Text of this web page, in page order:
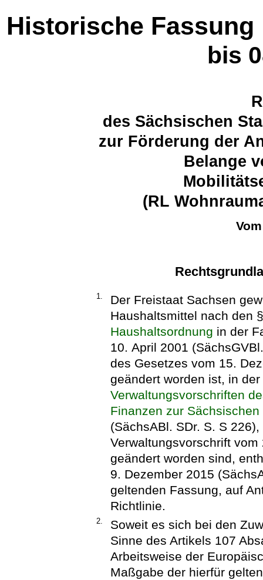
Historische Fassung
bis
des Sächsischen
zur Förderung der
Belange
(RL
1.
Der Freistaat Sachsen
Haushaltsmittel nach den
Haushaltsordnung in der
10. April 2001
des Gesetzes vom 15.
geändert worden ist, in
Verwaltungsvorschriften
Finanzen zur
(SächsABl. SDr. S. S
Verwaltungsvorschrift
geändert worden sind,
9. Dezember 2015
geltenden Fassung, auf
Richtlinie.
2.
Soweit es sich bei den
Sinne des Artikels 107
Arbeitsweise der
Maßgabe der hierfür